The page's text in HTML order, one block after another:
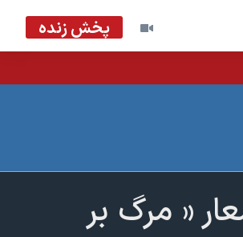
پخش زنده
« مرگ بر